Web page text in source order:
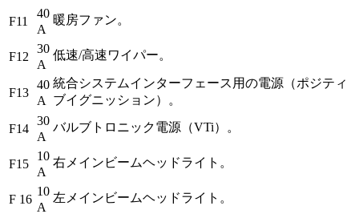
F11
40
A
暖房ファン。
F12
30
A
低速/高速ワイパー。
F13
40
A
統合システムインターフェース用の電源（ポジティ
ブイグニッション）。
F14
30
A
バルブトロニック電源（VTi）。
F15
10
A
右メインビームヘッドライト。
F 16
10
A
左メインビームヘッドライト。